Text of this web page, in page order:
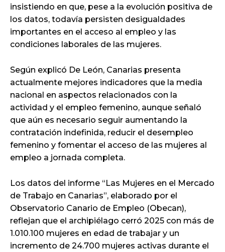
insistiendo en que, pese a la evolución positiva de
los datos, todavía persisten desigualdades
importantes en el acceso al empleo y las
condiciones laborales de las mujeres.
Según explicó De León, Canarias presenta
actualmente mejores indicadores que la media
nacional en aspectos relacionados con la
actividad y el empleo femenino, aunque señaló
que aún es necesario seguir aumentando la
contratación indefinida, reducir el desempleo
femenino y fomentar el acceso de las mujeres al
empleo a jornada completa.
Los datos del informe “Las Mujeres en el Mercado
de Trabajo en Canarias”, elaborado por el
Observatorio Canario de Empleo (Obecan),
reflejan que el archipiélago cerró 2025 con más de
1.010.100 mujeres en edad de trabajar y un
incremento de 24.700 mujeres activas durante el